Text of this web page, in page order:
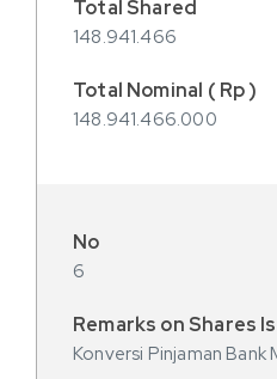
148.941.466
148.941.466.000
6
Konversi Pinjaman Bank